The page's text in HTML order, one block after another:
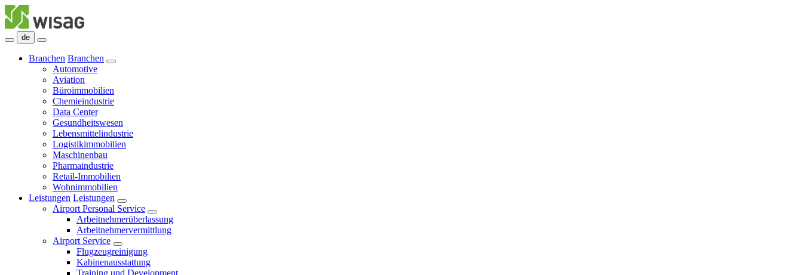
de
Branchen Branchen
Automotive
Aviation
Büroimmobilien
Chemieindustrie
Data Center
Gesundheitswesen
Lebensmittelindustrie
Logistikimmobilien
Maschinenbau
Pharmaindustrie
Retail-Immobilien
Wohnimmobilien
Leistungen Leistungen
Airport Personal Service
Arbeitnehmerüberlassung
Arbeitnehmervermittlung
Airport Service
Flugzeugreinigung
Kabinenausstattung
Training und Development